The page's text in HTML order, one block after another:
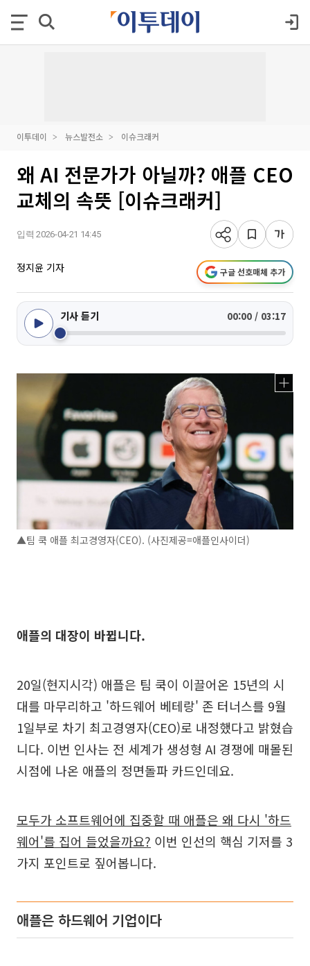
이투데이 뉴스발전소 이슈크래커
왜 AI 전문가가 아닐까? 애플 CEO
교체의 속뜻 [이슈크래커]
입력 2026-04-21 14:45
정지윤 기자 구글 선호매체 추가
기사 듣기 00:00 / 03:17
▲팀 쿡 애플 최고경영자(CEO). (사진제공=애플인사이더)
애플의 대장이 바뀝니다.
20일(현지시각) 애플은 팀 쿡이 이끌어온 15년의 시
대를 마무리하고 '하드웨어 베테랑' 존 터너스를 9월
1일부로 차기 최고경영자(CEO)로 내정했다고 밝혔습
니다. 이번 인사는 전 세계가 생성형 AI 경쟁에 매몰된
시점에 나온 애플의 정면돌파 카드인데요.
모두가 소프트웨어에 집중할 때 애플은 왜 다시 '하드
웨어'를 집어 들었을까요? 이번 인선의 핵심 기저를 3
가지 포인트로 짚어봅니다.
애플은 하드웨어 기업이다